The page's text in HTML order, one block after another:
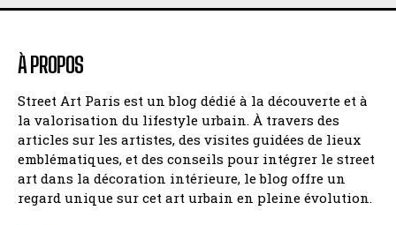
À PROPOS
Street Art Paris est un blog dédié à la découverte et à
la valorisation du lifestyle urbain. À travers des
articles sur les artistes, des visites guidées de lieux
emblématiques, et des conseils pour intégrer le street
art dans la décoration intérieure, le blog offre un
regard unique sur cet art urbain en pleine évolution.